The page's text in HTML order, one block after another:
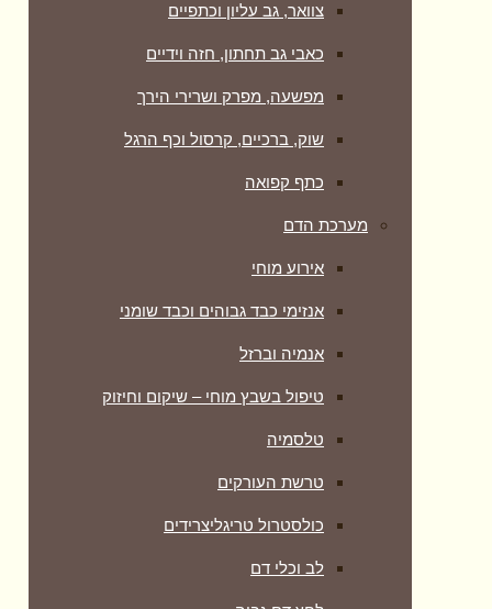
צוואר, גב עליון וכתפיים
כאבי גב תחתון, חזה וידיים
מפשעה, מפרק ושרירי הירך
שוק, ברכיים, קרסול וכף הרגל
כתף קפואה
מערכת הדם
אירוע מוחי
אנזימי כבד גבוהים וכבד שומני
אנמיה וברזל
טיפול בשבץ מוחי – שיקום וחיזוק
טלסמיה
טרשת העורקים
כולסטרול טריגליצרידים
לב וכלי דם